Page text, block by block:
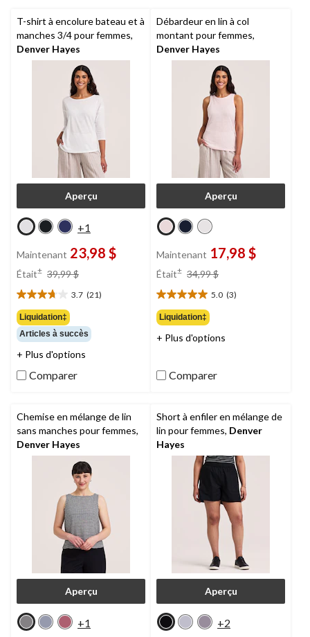
T-shirt à encolure bateau et à
manches 3/4 pour femmes,
Denver Hayes
Aperçu
+1
Maintenant 23,98 $
Était± 39,99 $
39,99 $
3.7 (21)
3.7
étoile(s)
sur
5.
21
Liquidation‡
Articles à succès
+ Plus d'options
Comparer
Débardeur en lin à col
montant pour femmes,
Denver Hayes
Aperçu
Maintenant 17,98 $
Était± 34,99 $
34,99 $
5.0 (3)
5.0
étoile(s)
sur
5.
Liquidation‡
+ Plus d'options
Comparer
Chemise en mélange de lin
sans manches pour femmes,
Denver Hayes
Aperçu
+1
Short à enfiler en mélange de
lin pour femmes, Denver
Hayes
Aperçu
+2